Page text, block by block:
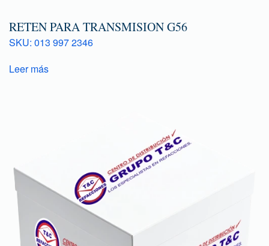
RETEN PARA TRANSMISION G56
SKU: 013 997 2346
Leer más